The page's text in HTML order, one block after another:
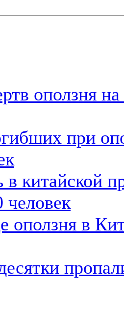
оползня
при
в китайской
человек
оползня в